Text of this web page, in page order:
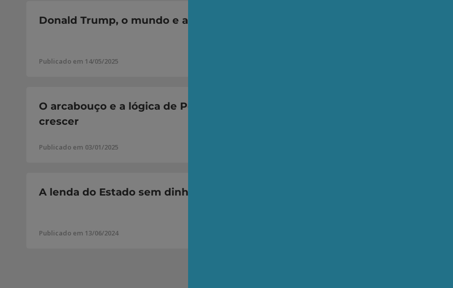
Donald Trump, o mundo e adjacências
Publicado em 14/05/2025
O império
O arcabouço e a lógica de Peter Pan: não podemos
crescer
Publicado em 03/01/2025
Haddad,
A lenda do Estado sem dinheiro
Publicado em 13/06/2024